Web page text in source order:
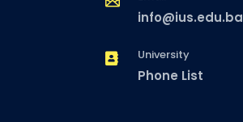
info@ius.edu.ba
University
Phone List